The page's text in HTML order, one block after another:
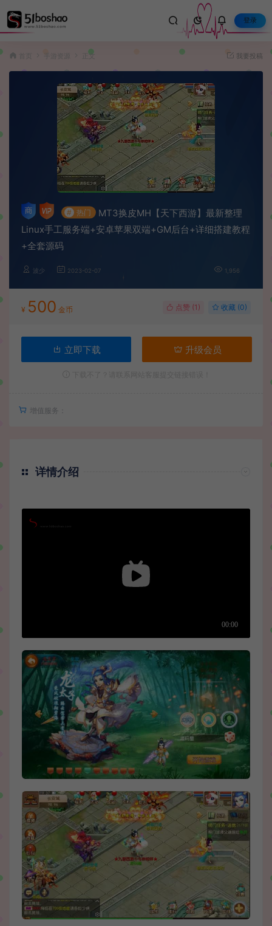
登录
手游资源 正文 我要投稿
# 热门
MT3换皮MH【天下西游】最新整理
Linux手工服务端+安卓苹果双端+GM后台+详细搭建教程
+全套源码
波少 2023-02-07 1,956
¥ 500 金币 点赞 (1 ) 收藏 (0)
立即下载 升级会员
增值服务：
详情介绍